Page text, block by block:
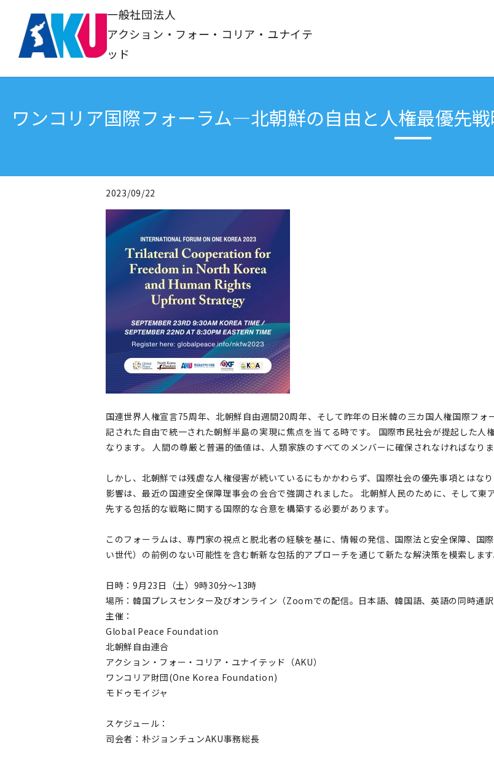
一般社団法人
アクション・フォー・コリア・ユナイテ
ッド
ワンコリア国際フォーラム―北朝鮮の自由と人権最優先
2023/09/22
国連世界人権宣言75周年、北朝鮮自由週間20周年、そして昨年の日米韓の三カ国人権国際フ
記された自由で統一された朝鮮半島の実現に焦点を当てる時です。 国際市民社会が提起した人
なります。 人間の尊厳と普遍的価値は、人類家族のすべてのメンバーに確保されなければなりま
しかし、北朝鮮では残虐な人権侵害が続いているにもかかわらず、国際社会の優先事項とはな
影響は、最近の国連安全保障理事会の会合で強調されました。 北朝鮮人民のために、そして
先する包括的な戦略に関する国際的な合意を構築する必要があります。
このフォーラムは、専門家の視点と脱北者の経験を基に、情報の発信、国際法と安全保障、国
い世代）の前例のない可能性を含む斬新な包括的アプローチを通じて新たな解決策を模索します
日時：9月23日（土）9時30分～13時
場所：韓国プレスセンター及びオンライン（Zoomでの配信。日本語、韓国語、英語の同時通訳
主催：
Global Peace Foundation
北朝鮮自由連合
アクション・フォー・コリア・ユナイテッド（AKU）
ワンコリア財団(One Korea Foundation)
モドゥモイジャ
スケジュール：
司会者：朴ジョンチュンAKU事務総長